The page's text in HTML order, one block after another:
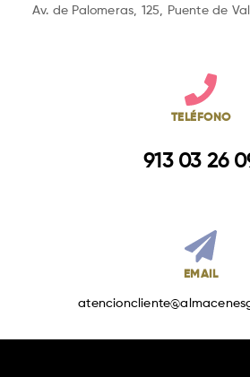
Av. de Palomeras, 125, Puente de
TELÉFONO
913 03 26
EMAIL